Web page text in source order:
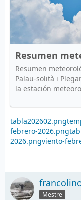
Resumen
Resumen
Palau-solità i
la estación
tabla202602.png
febrero-2026.png
2026.pngviento-
Mestre